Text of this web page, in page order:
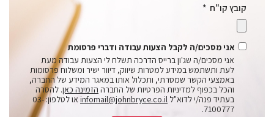
קובץ קו"ח
אני מסכים/ה לקבל הצעות עבודה ודברי פרסומת
אני מסכים/ה שג'ון ברייס הדרכה תשלח לי הצעות עבודה מעת
לעת ותשתמש במידע למטרות שיווק, דיוור ישיר ומשלוח פרסומות
באמצעי הקשר שמסרתי, ותכלול אותו במאגר המידע של החברה,
והכל בכפוף למדיניות הפרטיות של החברה הזמינה כאן. להסרה
בעתיד פנה/י לדוא"ל infomail@johnbryce.co.il
או לטלפון: 03-
7100777.